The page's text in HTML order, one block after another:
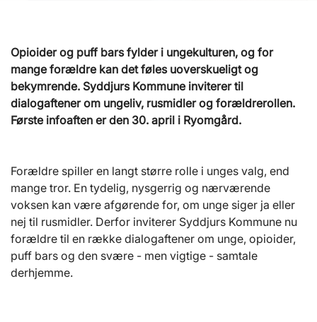
Opioider og puff bars fylder i ungekulturen, og for
mange forældre kan det føles uoverskueligt og
bekymrende. Syddjurs Kommune inviterer til
dialogaftener om ungeliv, rusmidler og forældrerollen.
Første infoaften er den 30. april i Ryomgård.
Forældre spiller en langt større rolle i unges valg, end
mange tror. En tydelig, nysgerrig og nærværende
voksen kan være afgørende for, om unge siger ja eller
nej til rusmidler. Derfor inviterer Syddjurs Kommune nu
forældre til en række dialogaftener om unge, opioider,
puff bars og den svære - men vigtige - samtale
derhjemme.